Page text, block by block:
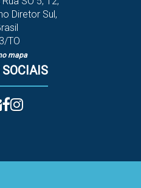
Diretor Sul ,
TO
mapa
SOCIAIS